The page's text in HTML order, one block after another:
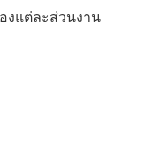
งแต่ละส่วนงาน